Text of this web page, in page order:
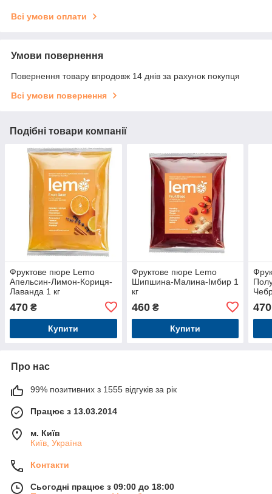
Всі умови оплати
Умови повернення
Повернення товару впродовж 14 днів за рахунок покупця
Всі умови повернення
Подібні товари компанії
Фруктове пюре Lemo
Апельсин-Лимон-Кориця-
Лаванда 1 кг
470 ₴
Купити
Фруктове пюре Lemo
Шипшина-Малина-Імбир 1
кг
460₴
Купити
470
Про нас
99% позитивних з 1555 відгуків за рік
Працює з 13.03.2014
м. Київ
Київ, Україна
Контакти
Сьогодні працює з 09:00 до 18:00